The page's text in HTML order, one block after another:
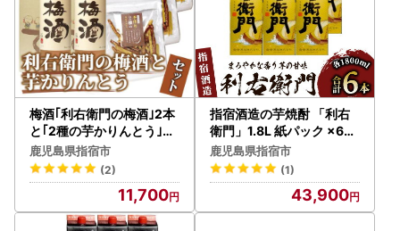
梅酒｢利右衛門の梅酒｣2本
と｢2種の芋かりんとう｣3
袋セット ひご屋 IB013-01
2 梅酒
鹿児島県指宿市
(2)
11,700
指宿酒造の芋焼酎 「利右
衛門」1.8L 紙パック ×6本
ひご屋 IB013-006 焼酎 焼
酎
鹿児島県指宿市
(1)
43,900